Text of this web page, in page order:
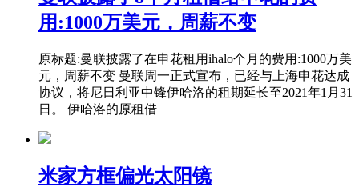
用:1000万美元，周薪不变
原标题:曼联披露了在申花租用ihalo个月的费用:1000万美
元，周薪不变 曼联周一正式宣布，已经与上海申花达成
协议，将尼日利亚中锋伊哈洛的租期延长至2021年1月31
日。 伊哈洛的原租借
米家方框偏光太阳镜